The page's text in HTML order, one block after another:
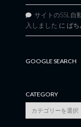
サイトのSSL自
入しました に ぱち
GOOGLE SEARCH
CATEGORY
category